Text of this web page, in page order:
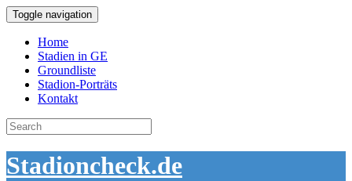
Toggle navigation
Home
Stadien in GE
Groundliste
Stadion-Porträts
Kontakt
Search
for:
Stadioncheck.de